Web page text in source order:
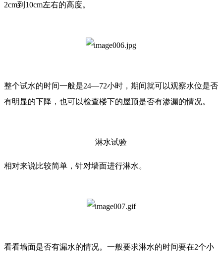
2cm到10cm左右的高度。
整个试水的时间一般是24—72小时，期间就可以观察水位是否
有明显的下降，也可以检查楼下的屋顶是否有渗漏的情况。
淋水试验
相对来说比较简单，针对墙面进行淋水。
看看墙面是否有漏水的情况。一般要求淋水的时间要在2个小